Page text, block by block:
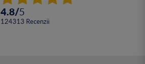
4.8/5
124313 Recenzii